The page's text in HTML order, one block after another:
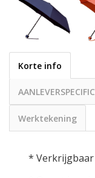
Korte info
Werktekening
*